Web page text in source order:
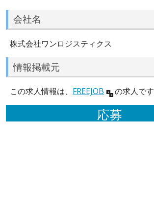
会社名
株式会社ワンロジスティクス
情報掲載元
この求人情報は、 FREEJOB の求人です
応募